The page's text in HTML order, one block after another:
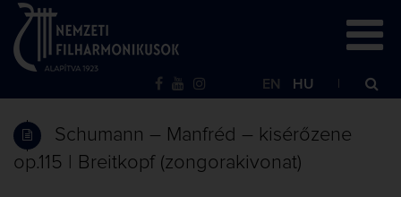
EN HU
Schumann – Manfréd – kisérőzene
op.115 | Breitkopf (zongorakivonat)